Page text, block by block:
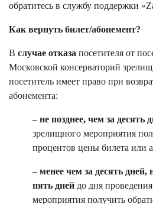
обратитесь в службу поддержки
Как вернуть билет/абонемент?
В случае отказа посетителя от
Московской консерваторий
посетитель имеет право при
абонемента:
– не позднее, чем за десять
зрелищного мероприятия
процентов цены билета или
– менее чем за десять дней,
пять дней до дня
мероприятия получить